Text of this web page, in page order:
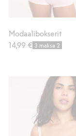
Modaalibokserit
14,99 € 3 maksa 2